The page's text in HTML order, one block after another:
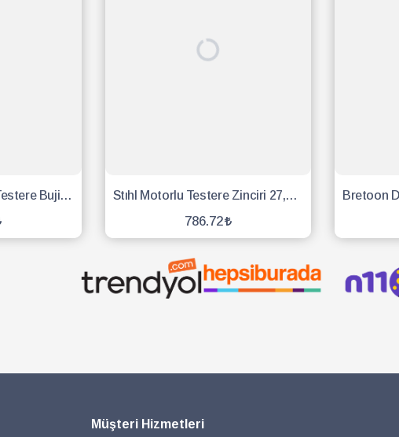
Eng Energy Tırpan / Testere Buji - 10 Adet Stıhl Motorlu Testere Zinciri 27,5 Diş 91
786.72
SEPETE EKLE
Müşteri Hizmetleri